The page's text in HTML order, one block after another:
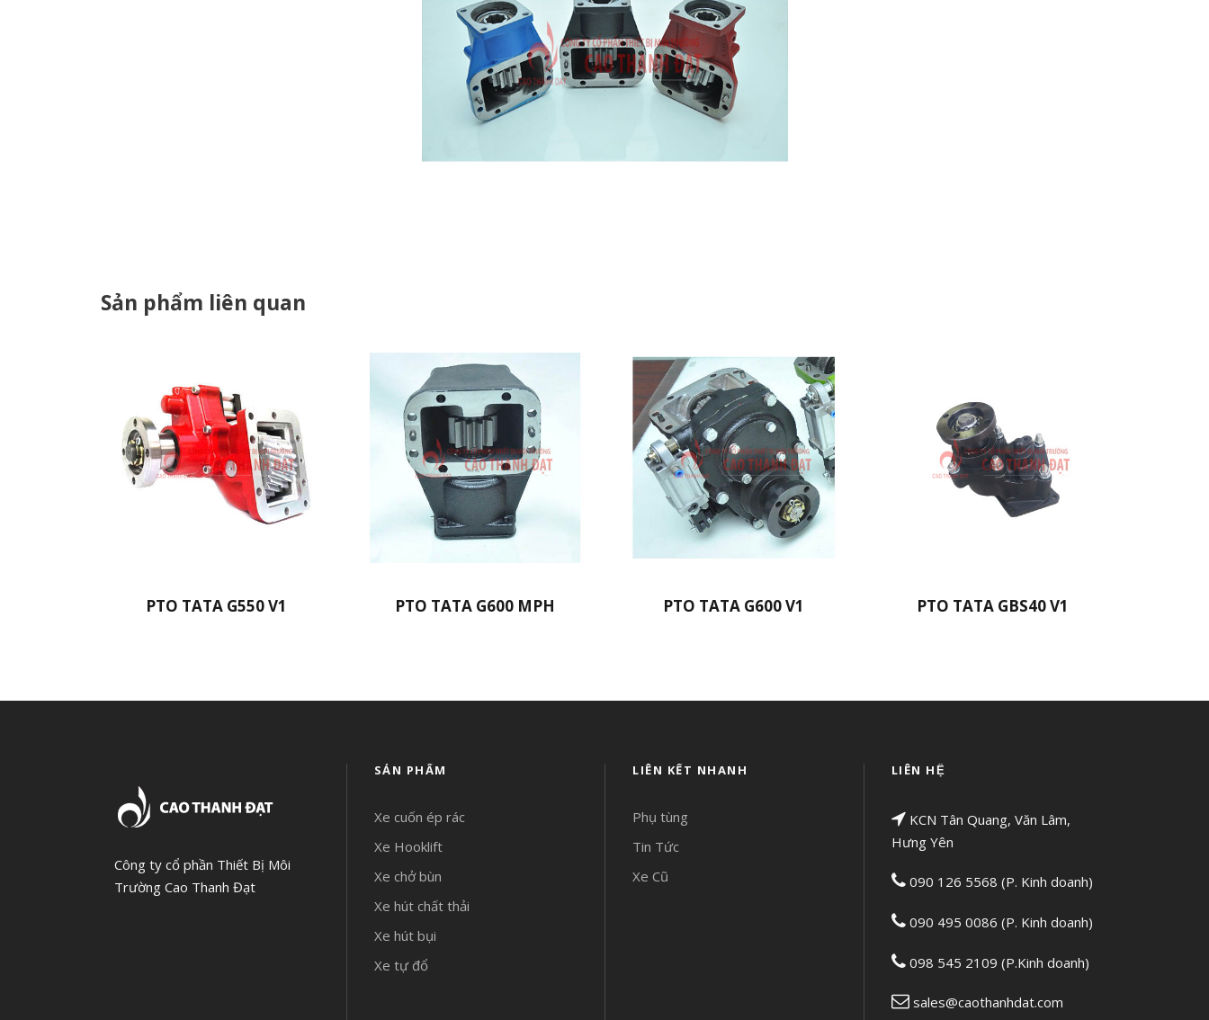
Sản phẩm liên quan
PTO TATA G550 V1 PTO TATA G600 MPH PTO TATA G600 V1 PTO TATA GBS40 V1
Công ty cổ phần Thiết Bị Môi
Trường Cao Thanh Đạt
SẢN PHẨM
Xe cuốn ép rác
Xe Hooklift
Xe chở bùn
Xe hút chất thải
Xe hút bụi
Xe tự đổ
LIÊN KẾT NHANH
Phụ tùng
Tin Tức
Xe Cũ
LIÊN HỆ
KCN Tân Quang, Văn Lâm,
Hưng Yên
090 126 5568 (P. Kinh doanh)
090 495 0086 (P. Kinh doanh)
098 545 2109 (P.Kinh doanh)
sales@caothanhdat.com